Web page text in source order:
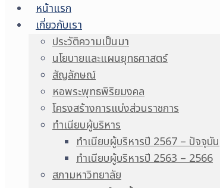
หน้าแรก
เกี่ยวกับเรา
ประวัติความเป็นมา
นโยบายและแผนยุทธศาสตร์
สัญลักษณ์
หอพระพุทธพิริยมงคล
โครงสร้างการแบ่งส่วนราชการ
ทำเนียบผู้บริหาร
ทำเนียบผู้บริหารปี 2567 – ปัจจุบัน
ทำเนียบผู้บริหารปี 2563 – 2566
สภามหาวิทยาลัย